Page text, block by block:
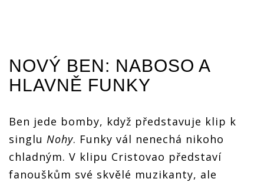
NOVÝ BEN: NABOSO A
HLAVNĚ FUNKY
Ben jede bomby, když představuje klip k
singlu Nohy. Funky vál nenechá nikoho
chladným. V klipu Cristovao představí
fanouškům své skvělé muzikanty, ale